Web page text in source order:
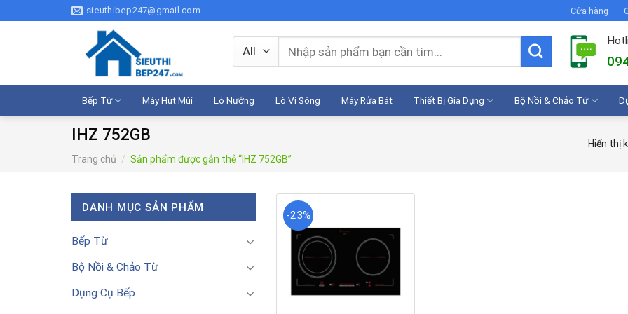
to
sieuthibep247@gmail.com Cửa hàng
Tìm
kiếm:
Bếp Từ Máy Hút Mùi Lò Nướng Lò Vi Sóng Máy Rửa Bát Thiết Bị Gia Dụng Bộ Nồi & Chảo Từ
IHZ 752GB
Trang chủ / Sản phẩm được gắn thẻ “IHZ 752GB”
Hiển thị
DANH MỤC SẢN PHẨM
Bếp Từ
Bộ Nồi & Chảo Từ
Dụng Cụ Bếp
-23%